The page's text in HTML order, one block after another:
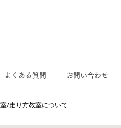
よくある質問 お問い合わせ
/走り方教室について